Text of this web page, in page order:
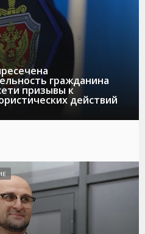
гражданина
призывы к
действий